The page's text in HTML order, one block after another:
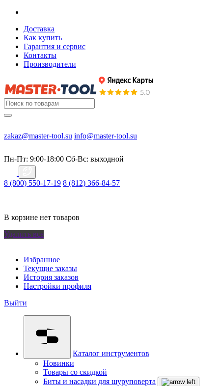
Доставка
Как купить
Гарантия и сервис
Контакты
Производители
zakaz@master-tool.su info@master-tool.su
Пн-Пт: 9:00-18:00 Cб-Вс: выходной
8 (800) 550-17-19 8 (812) 366-84-57
В корзине нет товаров
Удалить все
Избранное
Текущие заказы
История заказов
Настройки профиля
Выйти
Каталог инструментов
Новинки
Товары со скидкой
Биты и насадки для шуруповерта